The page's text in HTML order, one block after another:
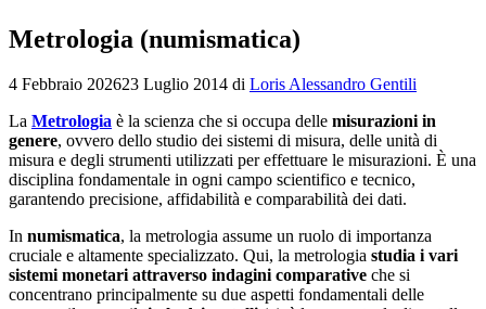
Metrologia (numismatica)
4 Febbraio 202623 Luglio 2014 di Loris Alessandro Gentili
La Metrologia è la scienza che si occupa delle misurazioni in
genere, ovvero dello studio dei sistemi di misura, delle unità di
misura e degli strumenti utilizzati per effettuare le misurazioni. È una
disciplina fondamentale in ogni campo scientifico e tecnico,
garantendo precisione, affidabilità e comparabilità dei dati.
In numismatica, la metrologia assume un ruolo di importanza
cruciale e altamente specializzato. Qui, la metrologia studia i vari
sistemi monetari attraverso indagini comparative che si
concentrano principalmente su due aspetti fondamentali delle